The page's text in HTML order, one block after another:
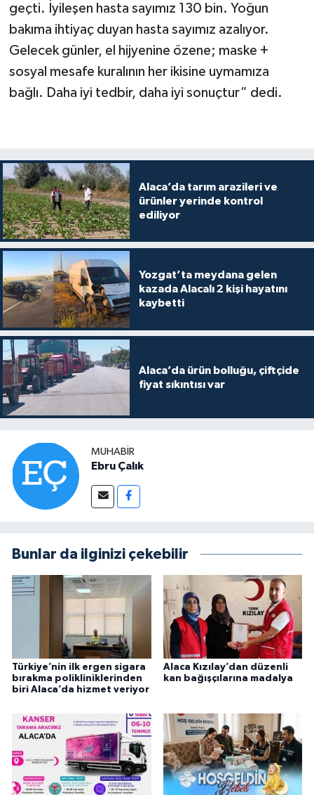
geçti. İyileşen hasta sayımız 130 bin. Yoğun
bakıma ihtiyaç duyan hasta sayımız azalıyor.
Gelecek günler, el hijyenine özene; maske +
sosyal mesafe kuralının her ikisine uymamıza
bağlı. Daha iyi tedbir, daha iyi sonuçtur” dedi.
Alaca’da tarım arazileri ve
ürünler yerinde kontrol
ediliyor
Yozgat’ta meydana gelen
kazada Alacalı 2 kişi hayatını
kaybetti
Alaca’da ürün bolluğu, çiftçide
fiyat sıkıntısı var
MUHABIR
Ebru Çalık
Bunlar da ilginizi çekebilir
Türkiye’nin ilk ergen sigara
bırakma polikliniklerinden
biri Alaca’da hizmet veriyor
Alaca Kızılay’dan düzenli
kan bağışçılarına madalya